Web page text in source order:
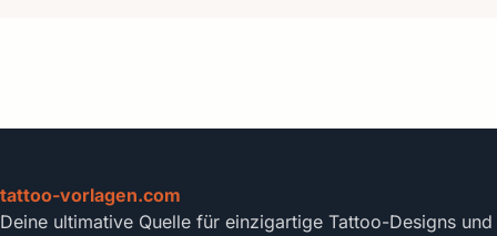
tattoo-vorlagen.com
Deine ultimative Quelle für einzigartige Tattoo-Designs und